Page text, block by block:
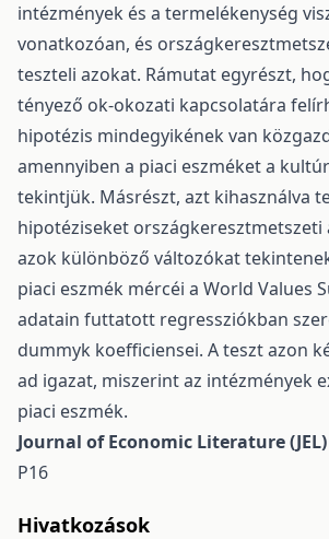
intézmények és a termelékenység
vonatkozóan, és
teszteli azokat. Rámutat egyrészt,
tényező ok-okozati kapcsolatára
hipotézis mindegyikének van
amennyiben a piaci eszméket a
tekintjük. Másrészt, azt kihasználva
hipotéziseket
azok különböző változókat
piaci eszmék mércéi a World Values
adatain futtatott regressziókban
dummyk koefficiensei. A teszt azon
ad igazat, miszerint az intézmények
piaci eszmék.
Journal of Economic Literature
P16
Hivatkozások